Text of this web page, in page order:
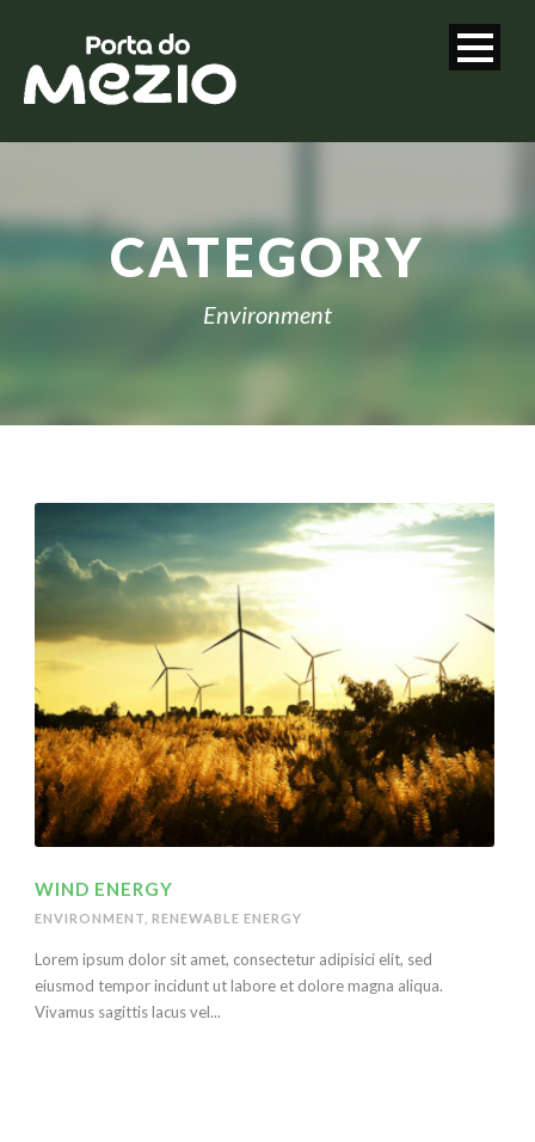
CATEGORY
Environment
WIND ENERGY
ENVIRONMENT RENEWABLE ENERGY
Lorem ipsum dolor sit amet, consectetur adipisici elit, sed
eiusmod tempor incidunt ut labore et dolore magna aliqua.
Vivamus sagittis lacus vel...